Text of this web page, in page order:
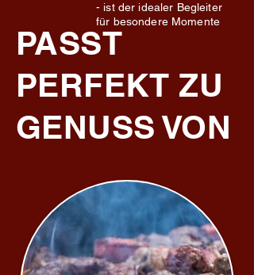
PASST
PERFEKT ZU
GENUSS VON
- ist der idealer Begleiter
für besondere Momente